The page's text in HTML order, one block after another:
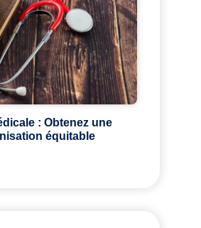
: Obtenez une
équitable